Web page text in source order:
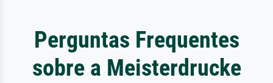
Perguntas Frequentes
sobre a Meisterdrucke